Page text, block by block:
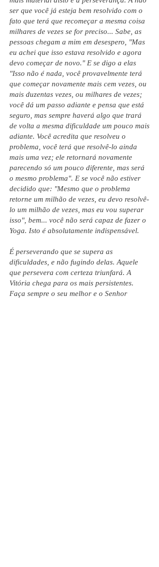
ser que você já esteja bem resolvido com o
fato que terá que recomeçar a mesma coisa
milhares de vezes se for preciso... Sabe, as
pessoas chegam a mim em desespero, "Mas
eu achei que isso estava resolvido e agora
devo começar de novo." E se digo a elas
"Isso não é nada, você provavelmente terá
que começar novamente mais cem vezes, ou
mais duzentas vezes, ou milhares de vezes;
você dá um passo adiante e pensa que está
seguro, mas sempre haverá algo que trará
de volta a mesma dificuldade um pouco mais
adiante. Você acredita que resolveu o
problema, você terá que resolvê-lo ainda
mais uma vez; ele retornará novamente
parecendo só um pouco diferente, mas será
o mesmo problema". E se você não estiver
decidido que: "Mesmo que o problema
retorne um milhão de vezes, eu devo resolvê-
lo um milhão de vezes, mas eu vou superar
isso", bem... você não será capaz de fazer o
Yoga. Isto é absolutamente indispensável.
É perseverando que se supera as
dificuldades, e não fugindo delas. Aquele
que persevera com certeza triunfará. A
Vitória chega para os mais persistentes.
Faça sempre o seu melhor e o Senhor